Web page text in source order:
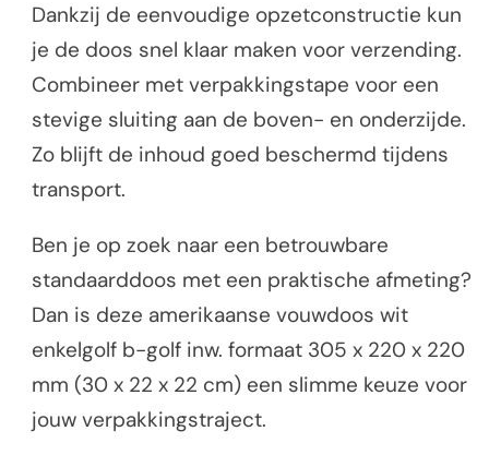
Dankzij de eenvoudige opzetconstructie kun
je de doos snel klaar maken voor verzending.
Combineer met verpakkingstape voor een
stevige sluiting aan de boven- en onderzijde.
Zo blijft de inhoud goed beschermd tijdens
transport.
Ben je op zoek naar een betrouwbare
standaarddoos met een praktische afmeting?
Dan is deze amerikaanse vouwdoos wit
enkelgolf b-golf inw. formaat 305 x 220 x 220
mm (30 x 22 x 22 cm) een slimme keuze voor
jouw verpakkingstraject.